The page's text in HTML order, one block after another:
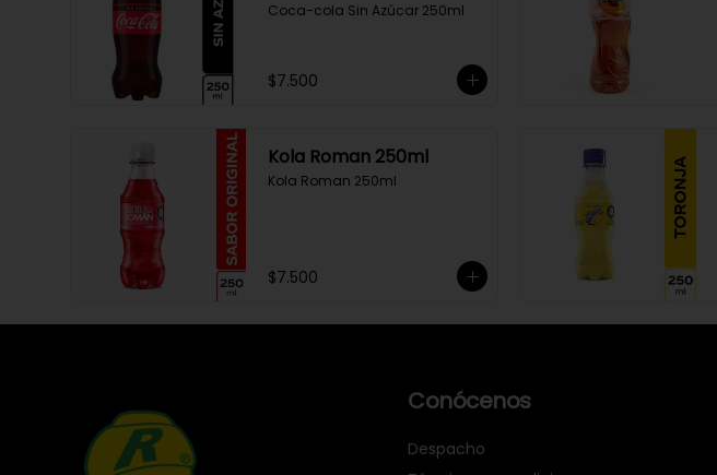
Coca-cola Sin Azúcar 250ml
$7.500
Kola Roman 250ml
Kola Roman 250ml
$7.500
Conócenos
Despacho